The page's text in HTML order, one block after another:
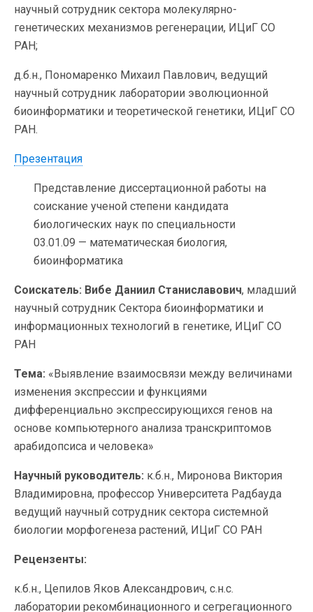
научный сотрудник сектора молекулярно-
генетических механизмов регенерации, ИЦиГ СО
РАН;
д.б.н., Пономаренко Михаил Павлович, ведущий
научный сотрудник лаборатории эволюционной
биоинформатики и теоретической генетики, ИЦиГ СО
РАН.
Презентация
Представление диссертационной работы на
соискание ученой степени кандидата
биологических наук по специальности
03.01.09 — математическая биология,
биоинформатика
Соискатель: Вибе Даниил Станиславович, младший
научный сотрудник Сектора биоинформатики и
информационных технологий в генетике, ИЦиГ СО
РАН
Тема: «Выявление взаимосвязи между величинами
изменения экспрессии и функциями
дифференциально экспрессирующихся генов на
основе компьютерного анализа транскриптомов
арабидопсиса и человека»
Научный руководитель: к.б.н., Миронова Виктория
Владимировна, профессор Университета Радбауда
ведущий научный сотрудник сектора системной
биологии морфогенеза растений, ИЦиГ СО РАН
Рецензенты:
к.б.н., Цепилов Яков Александрович, с.н.с.
лаборатории рекомбинационного и сегрегационного